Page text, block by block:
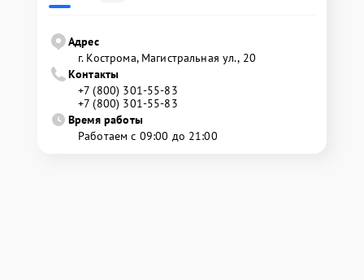
Адрес
г. Кострома, Магистральная ул., 20
Контакты
+7 (800) 301-55-83
+7 (800) 301-55-83
Время работы
Работаем с 09:00 до 21:00